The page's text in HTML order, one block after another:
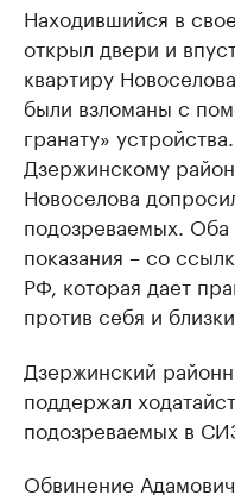
Находившийся в
открыл двери и
квартиру
были взломаны с
гранату»
Дзержинскому
Новоселова
подозреваемых. Оба
показания – со
РФ, которая дает
против себя и
Дзержинский
поддержал
подозреваемых в
Обвинение